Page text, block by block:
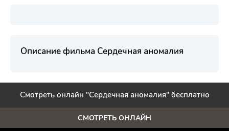
Описание фильма Сердечная аномалия
Смотреть онлайн "Сердечная аномалия" бесплатно
СМОТРЕТЬ ОНЛАЙН